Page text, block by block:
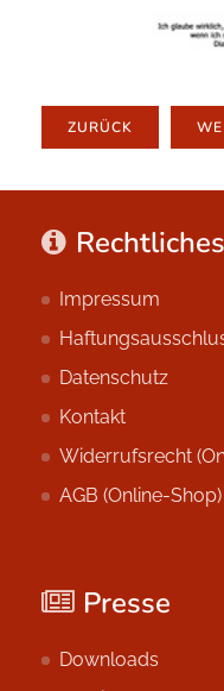
ZURÜCK
Impressum
Datenschutz
Kontakt
Widerrufsrecht
AGB (Online-Shop)
Presse
Downloads